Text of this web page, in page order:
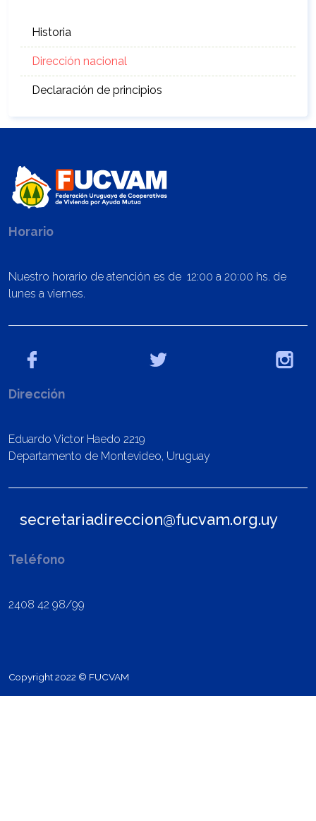
Historia
Dirección nacional
Declaración de principios
Horario
Nuestro horario de atención es de 12:00 a 20:00 hs. de
lunes a viernes.
Dirección
Eduardo Victor Haedo 2219
Departamento de Montevideo, Uruguay
secretariadireccion@fucvam.org.uy
Teléfono
2408 42 98/99
Copyright 2022 © FUCVAM